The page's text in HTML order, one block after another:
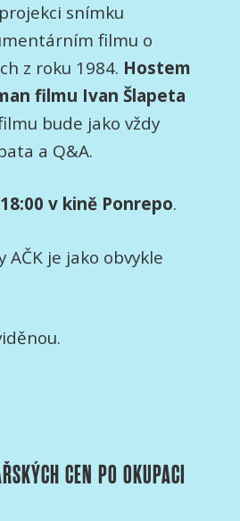
snímku
filmu o
z roku 1984. Hostem
filmu Ivan Šlapeta
bude jako vždy
a Q&A.
v kině Ponrepo.
AČK je jako obvykle
CEN PO OKUPACI